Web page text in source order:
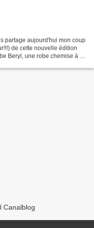
partage aujourd'hui mon coup
de cette nouvelle édition
Beryl, une robe chemise à la
Canalblog